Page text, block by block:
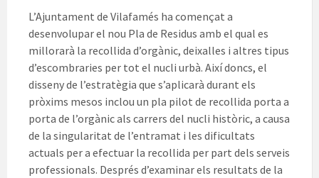
L’Ajuntament de Vilafamés ha començat a
desenvolupar el nou Pla de Residus amb el qual es
millorarà la recollida d’orgànic, deixalles i altres tipus
d’escombraries per tot el nucli urbà. Així doncs, el
disseny de l’estratègia que s’aplicarà durant els
pròxims mesos inclou un pla pilot de recollida porta a
porta de l’orgànic als carrers del nucli històric, a causa
de la singularitat de l’entramat i les dificultats
actuals per a efectuar la recollida per part dels serveis
professionals. Després d’examinar els resultats de la